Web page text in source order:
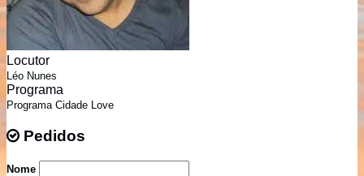
Locutor
Léo Nunes
Programa
Programa Cidade Love
Pedidos
Nome